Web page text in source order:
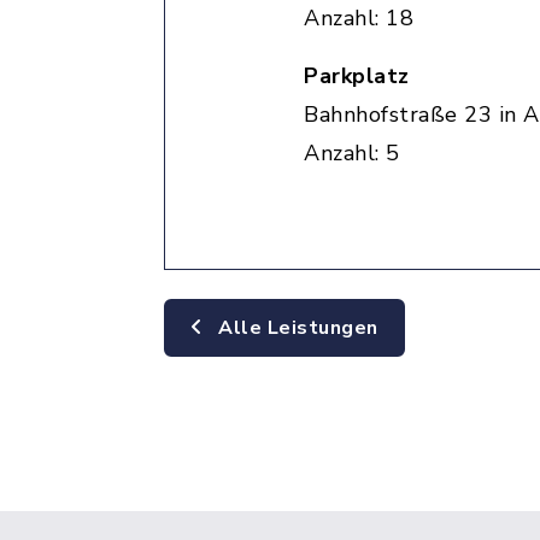
Anzahl: 18
Parkplatz
Bahnhofstraße 23 in
Anzahl: 5
Alle Leistungen